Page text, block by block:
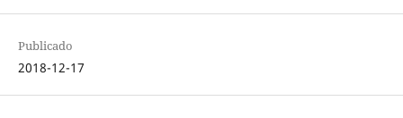
Publicado
2018-12-17